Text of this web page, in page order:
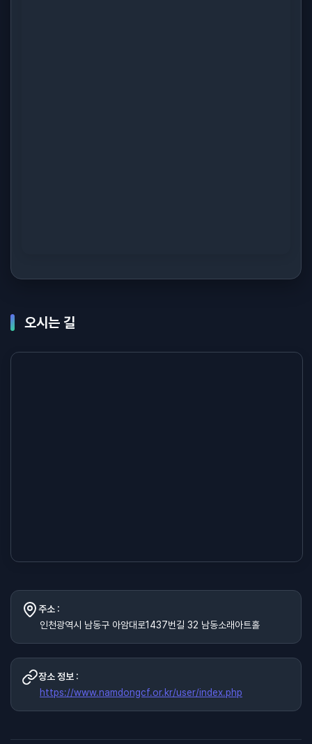
오시는 길
주소 :
인천광역시 남동구 아암대로1437번길 32 남동소래아트홀
장소 정보 :
https://www.namdongcf.or.kr/user/index.php